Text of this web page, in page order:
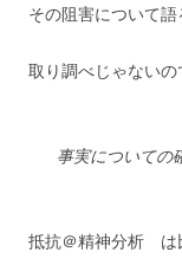
その阻害について語
取り調べじゃないの
事実についての
抵抗＠精神分析 は